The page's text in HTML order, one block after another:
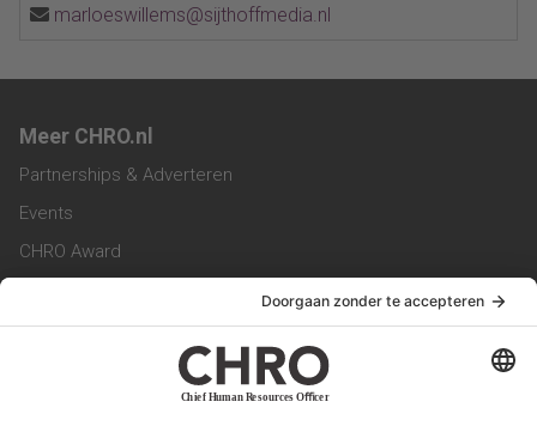
marloeswillems@sijthoffmedia.nl
Meer CHRO.nl
Partnerships & Adverteren
Events
CHRO Award
CHRO Magazine
Service & Contact